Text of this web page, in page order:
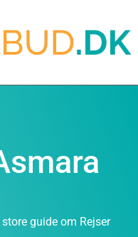
guide om Rejser